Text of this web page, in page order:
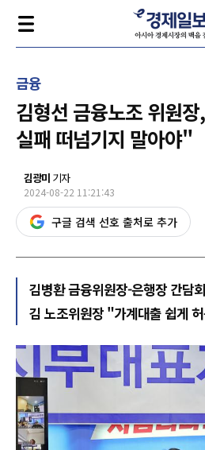
금융
김형선 금융노조 위원
실패 떠넘기지 말아야"
김광미 기자
2024-08-22 11:21:43
구글 검색 선호 출처로 추가
김병환 금융위원장-은행장 간담
김 노조위원장 "가계대출 쉽게